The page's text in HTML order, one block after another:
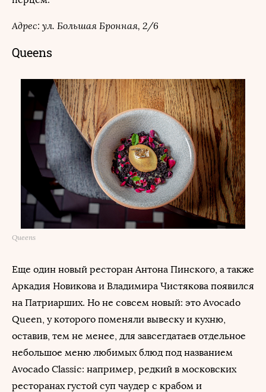
Адрес: ул. Большая Бронная, 2/6
Queens
Queens
Еще один новый ресторан Антона Пинского, а также
Аркадия Новикова и Владимира Чистякова появился
на Патриарших. Но не совсем новый: это Avocado
Queen, у которого поменяли вывеску и кухню,
оставив, тем не менее, для завсегдатаев отдельное
небольшое меню любимых блюд под названием
Avocado Classic: например, редкий в московских
ресторанах густой суп чаудер с крабом и